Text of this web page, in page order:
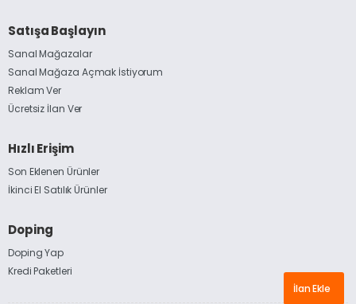
İlan Ekle
Satışa Başlayın
Sanal Mağazalar
Sanal Mağaza Açmak İstiyorum
Reklam Ver
Ücretsiz İlan Ver
Hızlı Erişim
Son Eklenen Ürünler
İkinci El Satılık Ürünler
Doping
Doping Yap
Kredi Paketleri